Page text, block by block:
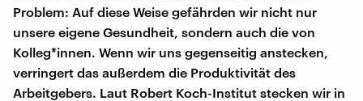
Problem: Auf diese Weise gefährden wir nicht nur
unsere eigene Gesundheit, sondern auch die von
Kolleg*innen. Wenn wir uns gegenseitig anstecken,
verringert das außerdem die Produktivität des
Arbeitgebers. Laut Robert Koch-Institut stecken wir in